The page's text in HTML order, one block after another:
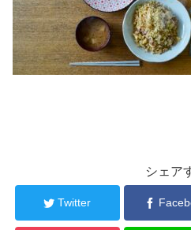
シェア
Twitter